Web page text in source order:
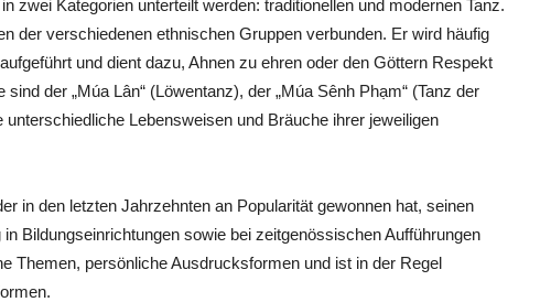
zwei Kategorien unterteilt werden: traditionellen und modernen Tanz.
der verschiedenen ethnischen Gruppen verbunden. Er wird häufig
und dient dazu, Ahnen zu ehren oder den Göttern Respekt
der „Múa Lân“ (Löwentanz), der „Múa Sênh Phạm“ (Tanz der
Lebensweisen und Bräuche ihrer jeweiligen
in den letzten Jahrzehnten an Popularität gewonnen hat, seinen
Bildungseinrichtungen sowie bei zeitgenössischen Aufführungen
Themen, persönliche Ausdrucksformen und ist in der Regel